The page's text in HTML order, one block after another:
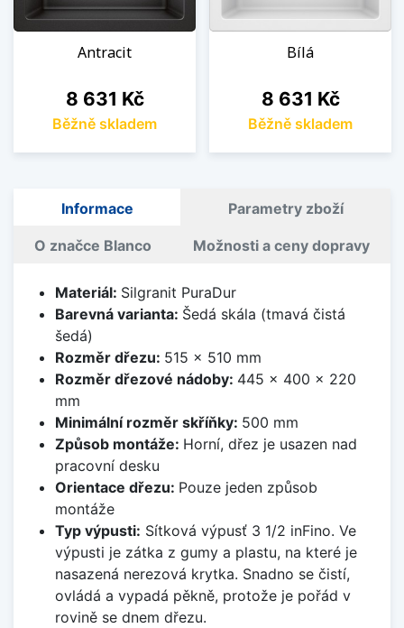
Antracit
Cena
8 631 Kč
Běžně skladem
Bílá
Cena
8 631 Kč
Běžně skladem
Informace Parametry zboží
O značce Blanco Možnosti a ceny dopravy
Materiál: Silgranit PuraDur
Barevná varianta: Šedá skála (tmavá čistá
šedá)
Rozměr dřezu: 515 x 510 mm
Rozměr dřezové nádoby: 445 x 400 x 220
mm
Minimální rozměr skříňky: 500 mm
Způsob montáže: Horní, dřez je usazen nad
pracovní desku
Orientace dřezu: Pouze jeden způsob
montáže
Typ výpusti: Sítková výpusť 3 1/2 inFino. Ve
výpusti je zátka z gumy a plastu, na které je
nasazená nerezová krytka. Snadno se čistí,
ovládá a vypadá pěkně, protože je pořád v
rovině se dnem dřezu.